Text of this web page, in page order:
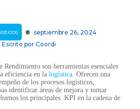
·septiembre 26, 2024
Escrito por Coordi
Rendimiento son herramientas esenciales
eficiencia en la logística. Ofrecen una
de los procesos logísticos,
identificar áreas de mejora y tomar
los principales KPI en la cadena de